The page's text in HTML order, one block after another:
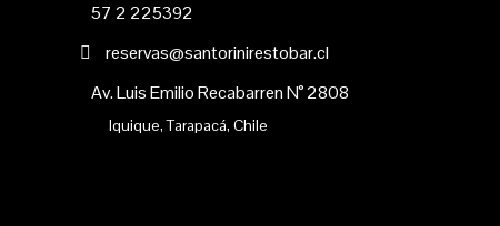
57 2 225392
reservas@santorinirestobar.cl
Av. Luis Emilio Recabarren N° 2808
Iquique, Tarapacá, Chile